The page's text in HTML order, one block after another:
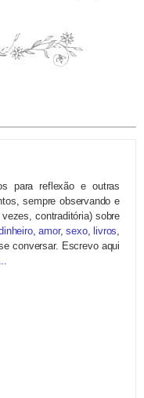
para reflexão e outras
sempre observando e
contraditória) sobre
,amor,sexo, livros,
conversar. Escrevo aqui